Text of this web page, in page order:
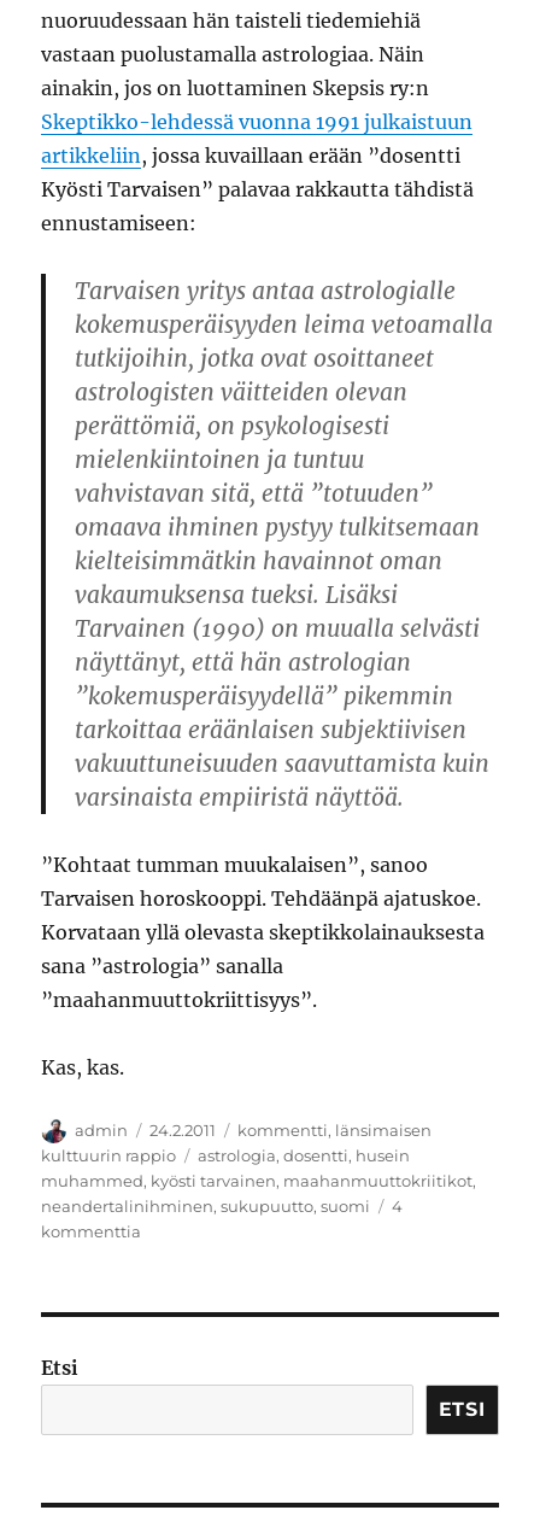
nuoruudessaan hän taisteli tiedemiehiä
vastaan puolustamalla astrologiaa. Näin
ainakin, jos on luottaminen Skepsis ry:n
Skeptikko-lehdessä vuonna 1991 julkaistuun
artikkeliin, jossa kuvaillaan erään ”dosentti
Kyösti Tarvaisen” palavaa rakkautta tähdistä
ennustamiseen:
Tarvaisen yritys antaa astrologialle
kokemusperäisyyden leima vetoamalla
tutkijoihin, jotka ovat osoittaneet
astrologisten väitteiden olevan
perättömiä, on psykologisesti
mielenkiintoinen ja tuntuu
vahvistavan sitä, että ”totuuden”
omaava ihminen pystyy tulkitsemaan
kielteisimmätkin havainnot oman
vakaumuksensa tueksi. Lisäksi
Tarvainen (1990) on muualla selvästi
näyttänyt, että hän astrologian
”kokemusperäisyydellä” pikemmin
tarkoittaa eräänlaisen subjektiivisen
vakuuttuneisuuden saavuttamista kuin
varsinaista empiiristä näyttöä.
”Kohtaat tumman muukalaisen”, sanoo
Tarvaisen horoskooppi. Tehdäänpä ajatuskoe.
Korvataan yllä olevasta skeptikkolainauksesta
sana ”astrologia” sanalla
”maahanmuuttokriittisyys”.
Kas, kas.
Kirjoittaja
admin Julkaistu
24.2.2011 Kategoriat
kommentti, länsimaisen
kulttuurin rappio
Avainsanat
astrologia,dosentti, husein
muhammed, kyösti tarvainen, maahanmuuttokriitikot,
neandertalinihminen,sukupuutto,suomi
4
kommenttia
Etsi
ETSI